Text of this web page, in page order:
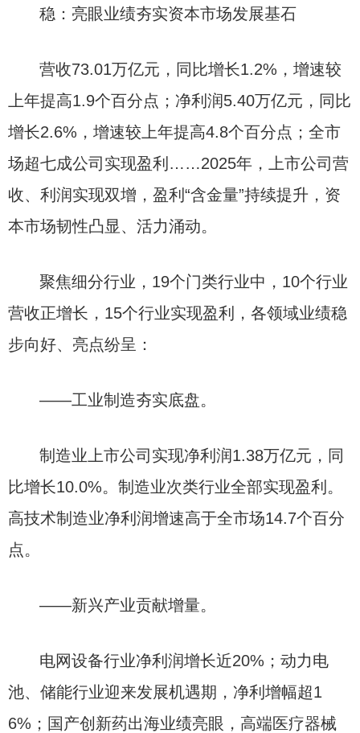
稳：亮眼业绩夯实资本市场发展基石
营收73.01万亿元，同比增长1.2%，增速较
上年提高1.9个百分点；净利润5.40万亿元，同比
增长2.6%，增速较上年提高4.8个百分点；全市
场超七成公司实现盈利……2025年，上市公司营
收、利润实现双增，盈利“含金量”持续提升，资
本市场韧性凸显、活力涌动。
聚焦细分行业，19个门类行业中，10个行业
营收正增长，15个行业实现盈利，各领域业绩稳
步向好、亮点纷呈：
——工业制造夯实底盘。
制造业上市公司实现净利润1.38万亿元，同
比增长10.0%。制造业次类行业全部实现盈利。
高技术制造业净利润增速高于全市场14.7个百分
点。
——新兴产业贡献增量。
电网设备行业净利润增长近20%；动力电
池、储能行业迎来发展机遇期，净利增幅超1
6%；国产创新药出海业绩亮眼，高端医疗器械